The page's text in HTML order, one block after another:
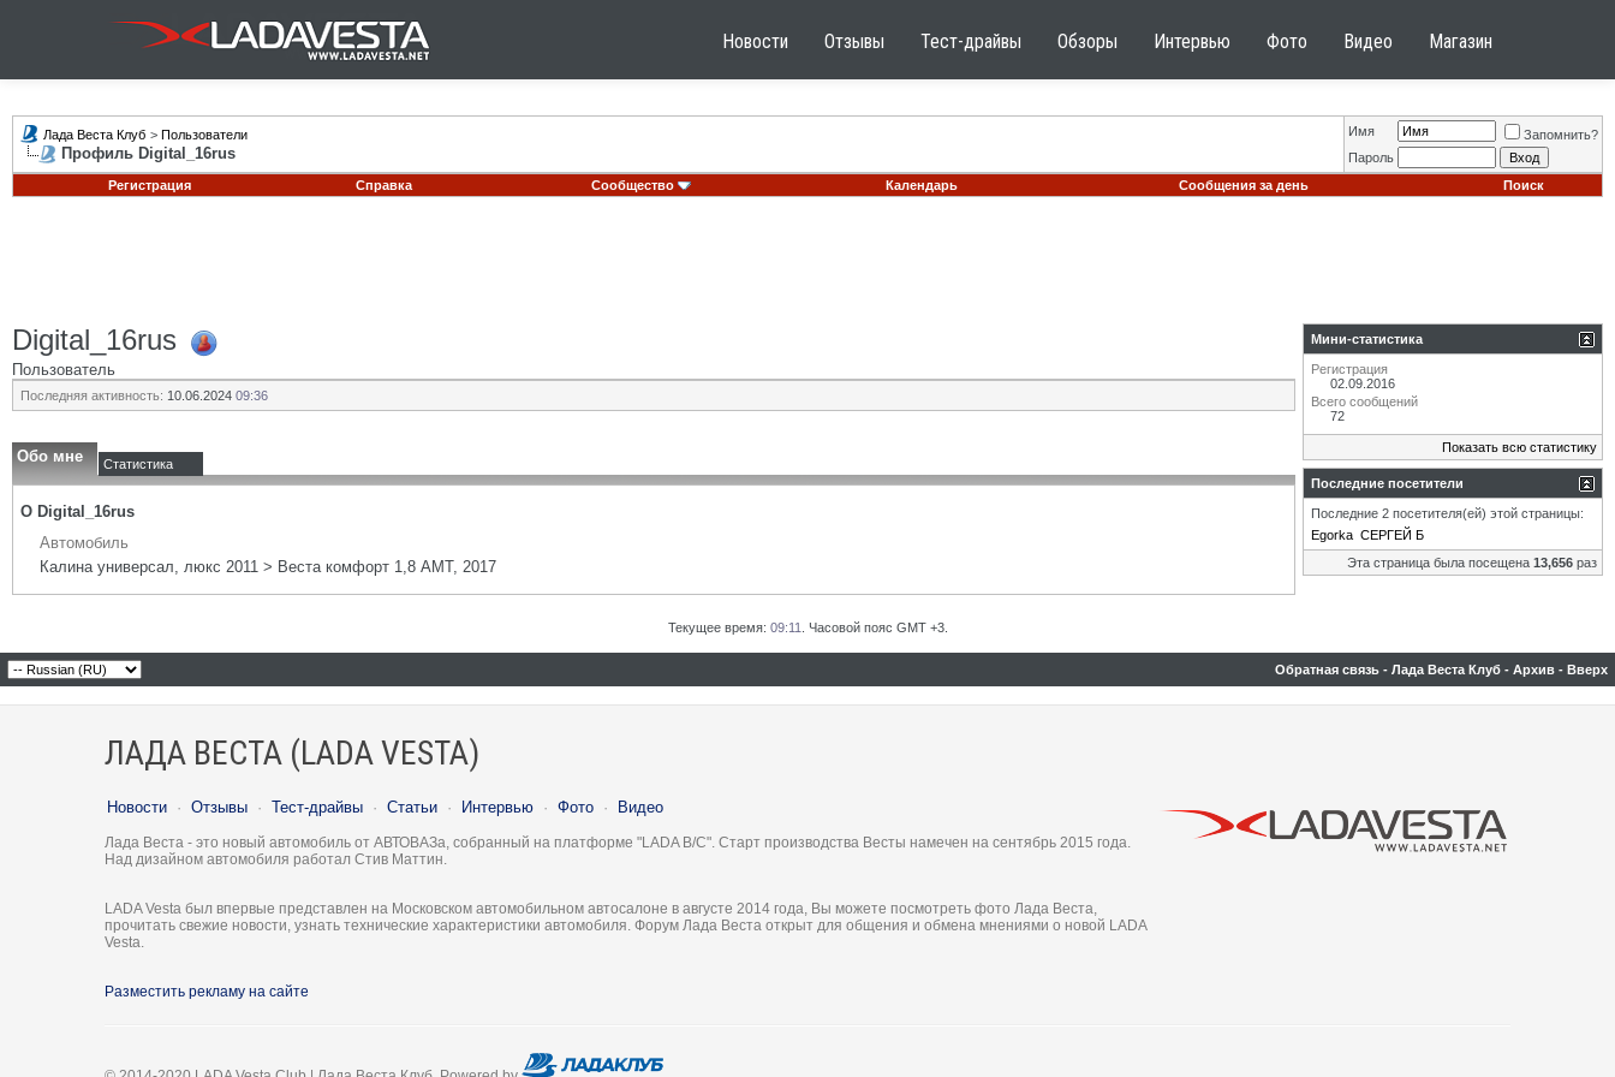
Новости Отзывы Тест-драйвы Обзоры Интервью Фото Видео Магазин
Лада Веста Клуб > Пользователи
Профиль Digital_16rus
Имя
Запомнить?
Пароль
Регистрация
Справка Сообщество Календарь Сообщения за день Поиск
Digital_16rus
Пользователь
Последняя активность: 10.06.2024 09:36
Обо мне Статистика
О Digital_16rus
Автомобиль
Калина универсал, люкс 2011 > Веста комфорт 1,8 АМТ, 2017
Мини-статистика
Регистрация
02.09.2016
Всего сообщений
72
Показать всю статистику
Последние посетители
Последние 2 посетителя(ей) этой страницы:
Egorka СЕРГЕЙ Б
Эта страница была посещена 13,656 раз
Текущее время: 09:11 . Часовой пояс GMT +3.
Обратная связь - Лада Веста Клуб - Архив - Вверх
ЛАДА ВЕСТА (LADA VESTA)
Новости · Отзывы · Тест-драйвы · Статьи · Интервью · Фото · Видео
Лада Веста - это новый автомобиль от АВТОВАЗа, собранный на платформе "LADA B/C". Старт производства Весты намечен на сентябрь 2015 года.
Над дизайном автомобиля работал Стив Маттин.
LADA Vesta был впервые представлен на Московском автомобильном автосалоне в августе 2014 года, Вы можете посмотреть фото Лада Веста,
прочитать свежие новости, узнать технические характеристики автомобиля. Форум Лада Веста открыт для общения и обмена мнениями о новой LADA
Vesta.
Разместить рекламу на сайте